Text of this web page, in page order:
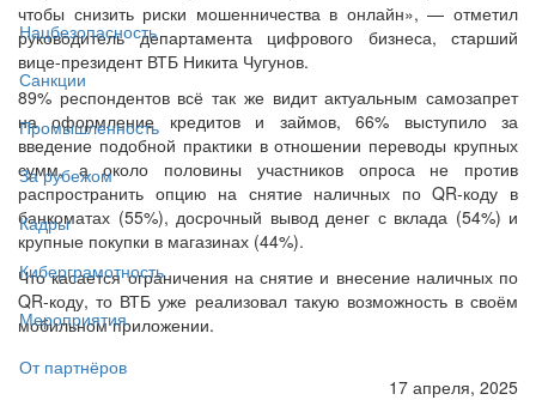
Нацбезопасность
Санкции
Промышленность
За рубежом
Кадры
Киберграмотность
Мероприятия
От партнёров
чтобы снизить риски мошенничества в онлайн», — отметил
руководитель департамента цифрового бизнеса, старший
вице-президент ВТБ Никита Чугунов.
89% респондентов всё так же видит актуальным самозапрет
на оформление кредитов и займов, 66% выступило за
введение подобной практики в отношении переводы крупных
сумм, а около половины участников опроса не против
распространить опцию на снятие наличных по QR-коду в
банкоматах (55%), досрочный вывод денег с вклада (54%) и
крупные покупки в магазинах (44%).
Что касается ограничения на снятие и внесение наличных по
QR-коду, то ВТБ уже реализовал такую возможность в своём
мобильном приложении.
17 апреля, 2025